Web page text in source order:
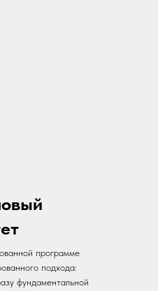
программе
подхода:
фундаментальной